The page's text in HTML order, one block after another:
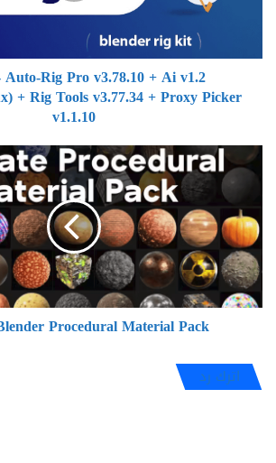
v1.2
(Win/Mac/Linux)
v3.77.34
Proxy
Picker
v1.1.10
Rig Pro v3.78.10 + Ai v1.2
+ Rig Tools v3.77.34 + Proxy Picker
v1.1.10
Ultimate
Blender
Procedural
Material
Pack
Procedural Material Pack
اترك رد